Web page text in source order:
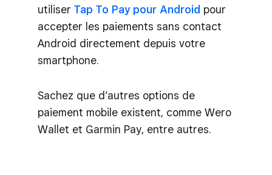
utiliser Tap To Pay pour Android pour
accepter les paiements sans contact
Android directement depuis votre
smartphone.
Sachez que d’autres options de
paiement mobile existent, comme Wero
Wallet et Garmin Pay, entre autres.